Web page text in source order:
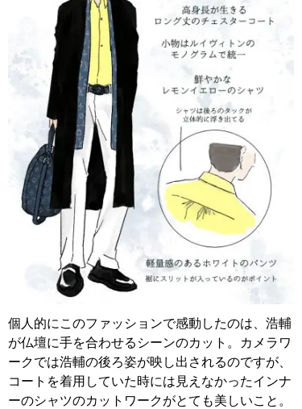
個人的にこのファッションで感動したのは、浩輔
が仏壇に手を合わせるシーンのカット。カメラワ
ークでは浩輔の後ろ姿が映し出されるのですが、
コートを着用していた時には見えなかったインナ
ーのシャツのカットワークがとても美しいこと。